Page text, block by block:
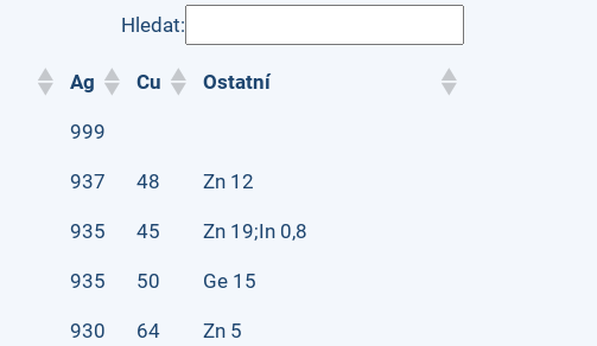
Hledat:
Ag Cu Ostatní
999
937 48 Zn 12
935 45 Zn 19;In 0,8
935 50 Ge 15
930 64 Zn 5